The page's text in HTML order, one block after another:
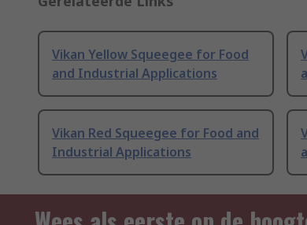
Vikan Yellow Squeegee for Food
and Industrial Applications
Vikan Red Squeegee for Food and
Industrial Applications